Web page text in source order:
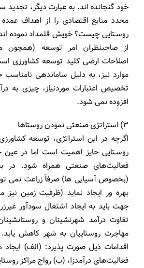
خود گنجانده اند. به عبارت دیگر، تجدید
مجدد منابع اقتصادی را از اهداف
روسـتایی چیست؟ خویش قلمداد نموده
از صاحبنظران امر توسعه (همچون
اصلاحات ارضی کلید توسعه کشاورزی
موارد نیز، به دلیل ساماندهی
تخصیص اعتبارات موردنیاز، چیزی به
افزوده نمی شود.
۳) استراتژی صنعتی نمودن روستاها
اگرچه در این استراتژی، توسعه
روسـتایی حایز اهمیت است اما در عین
فعالیت‌های صنعتی همراه شود. در
(بخصوص آسیایی ها) صرفاً زراعت نمی
بهره ور ایجاد نماید (ظرفیت زمین
جهت باید به ایجاد اشتغال سودآور
تفاوت درآمد شهرنشینان و
مهاجرت روستاییان به شهر کاهش یابد.
اقدامات ذیل صورت پذیرد: (الف) ایجاد
فعالیت‌های درآمدزا، (ب) رواج مراکز